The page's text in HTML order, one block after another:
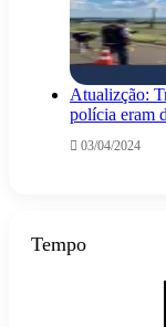
Atualizção:
polícia eram
03/04/2024
Tempo